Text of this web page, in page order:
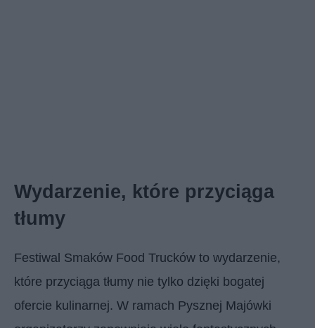
Wydarzenie, które przyciąga
tłumy
Festiwal Smaków Food Trucków to wydarzenie,
które przyciąga tłumy nie tylko dzięki bogatej
ofercie kulinarnej. W ramach Pysznej Majówki